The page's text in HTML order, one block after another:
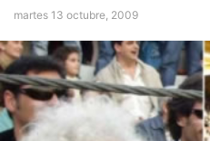
martes 13 octubre, 2009